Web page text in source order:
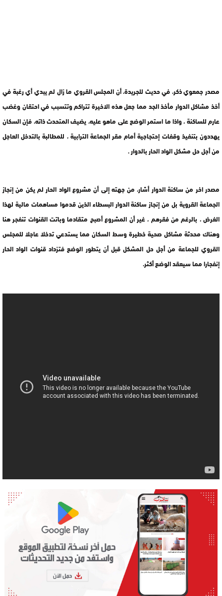
مصدر جمعوي ذكر، في حديث للجريدة، أن المجلس القروي ما زال لم يبدي أي رغبة في
أخذ مشاكل الدوار مأخذ الجد مما جعل هذه الاخيرة تتراكم وتتسبب في احتقان وغضب
عارم للساكنة ، واذا ما استمر الوضع على ماهو عليه، يضيف المتحدث ذاته، فإن السكان
يهددون بتنفيذ وقفات إحتجاجية أمام مقر الجماعة الترابية ، للمطالبة بالتدخل العاجل
من أجل حل مشكل الواد الحار بالدوار .
مصدر اخر من ساكنة الدوار أشار، من جهته إلى أن مشروع الواد الحار لم يكن من إنجاز
الجماعة القروية بل من إنجاز ساكنة الدوار البسطاء الذين قدموا مساهمات مالية لهذا
الغرض ، بالرغم من فقرهم ، غير أن المشروع أصبح متقادما وباتت القنوات تنفجر هنا
وهناك محدثة مشاكل صحية خطيرة وسط السكان مما يستدعي تدخلا عاجلا للمجلس
القروي للجماعة من أجل حل المشكل قبل أن يتطور الوضع فتزداد قنوات الواد الحار
إنفجارا مما سيعقد الوضع أكثر.